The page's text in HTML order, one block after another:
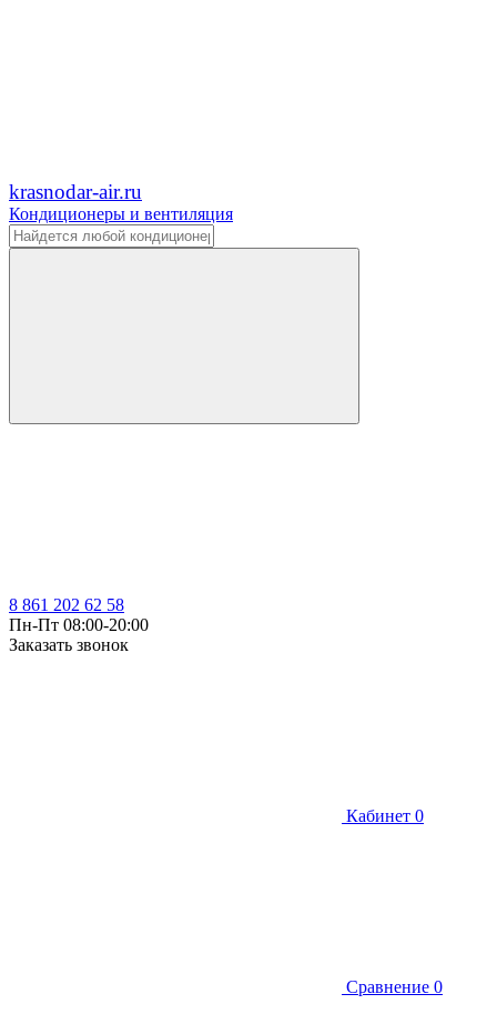
krasnodar-air.ru
Кондиционеры и вентиляция
8 861 202 62 58
Пн-Пт 08:00-20:00
Заказать звонок
Кабинет 0
Сравнение 0